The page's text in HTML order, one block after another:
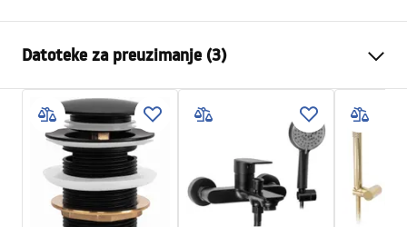
Boja
Bijela
Materijal
Akril
Duljina
1490
Visina
580mm
Strana ugradnje
Desna
Datoteke za preuzimanje (3)
Manual
Instrukcja_wanien_naro__nych.pdf
Sigurnosne informacije
WARUNKI_BEZPIECZENSTWA_WANNY.pdf